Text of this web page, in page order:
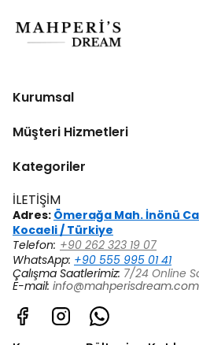
Kurumsal
Müşteri Hizmetleri
Kategoriler
İLETİŞİM
Adres: Ömerağa Mah. İnönü
Kocaeli / Türkiye
Telefon: +90 262 323 19 07
WhatsApp: +90 555 995 01 41
Çalışma Saatlerimiz: 7/24 Online
E-mail: info@mahperisdream.com